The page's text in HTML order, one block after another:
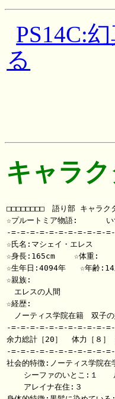
PS14C:
る
キャラ
□□□□□□□□　語り部 キャラク
☆プルートミア物語:      い
-=-=-=-=-=-=-=-=-=-=-
☆氏名:マシェイ・エレス
☆身長:165cm    ☆体重:
☆生年日:4094年   ☆年齢:14
☆親族:
エレスの人間
☆経歴:
ノーティス学院在籍　双子
-=-=-=-=-=-=-=-=-=-=-
余力総計［20］  体力［８］
-=-=-=-=-=-=-=-=-=-=-
社会的特徴:ノーティス学院
シーファのいとこ:１　　
アレイナ在住:３